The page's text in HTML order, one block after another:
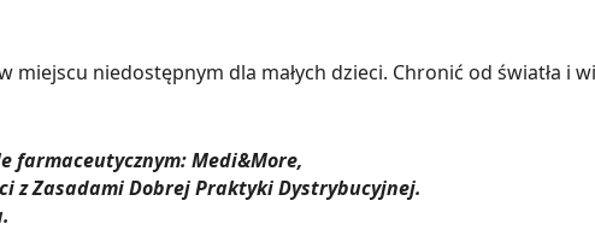
niedostępnym dla małych dzieci. Chronić od światła i
farmaceutycznym: Medi&More,
Zasadami Dobrej Praktyki Dystrybucyjnej.